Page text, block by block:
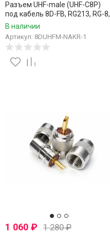
Разъем UHF-male (UHF-C8P)
под кабель 8D-FB, RG213, RG-8,
накручивающийся, 1 шт.
В наличии
Артикул: 8DUHFM-NAKR-1
1 060 ₽ 1 280₽